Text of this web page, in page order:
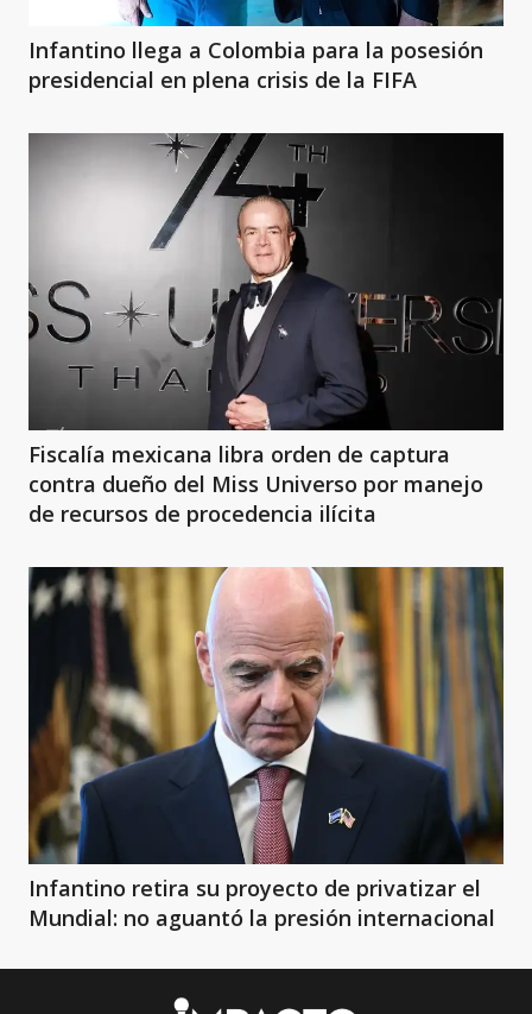
Infantino llega a Colombia para la posesión
presidencial en plena crisis de la FIFA
Fiscalía mexicana libra orden de captura
contra dueño del Miss Universo por manejo
de recursos de procedencia ilícita
Infantino retira su proyecto de privatizar el
Mundial: no aguantó la presión internacional